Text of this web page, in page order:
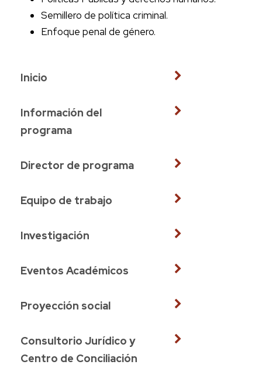
Semillero de política criminal.
Enfoque penal de género.
Inicio
Información del
programa
Director de programa
Equipo de trabajo
Investigación
Eventos Académicos
Proyección social
Consultorio Jurídico y
Centro de Conciliación